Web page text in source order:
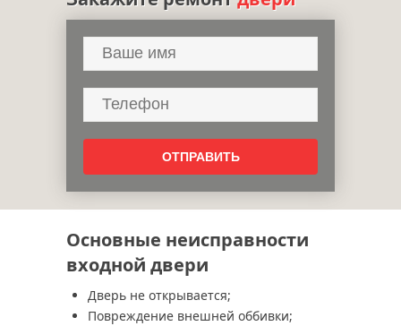
Основные неисправности
входной двери
Дверь не открывается;
Повреждение внешней оббивки;